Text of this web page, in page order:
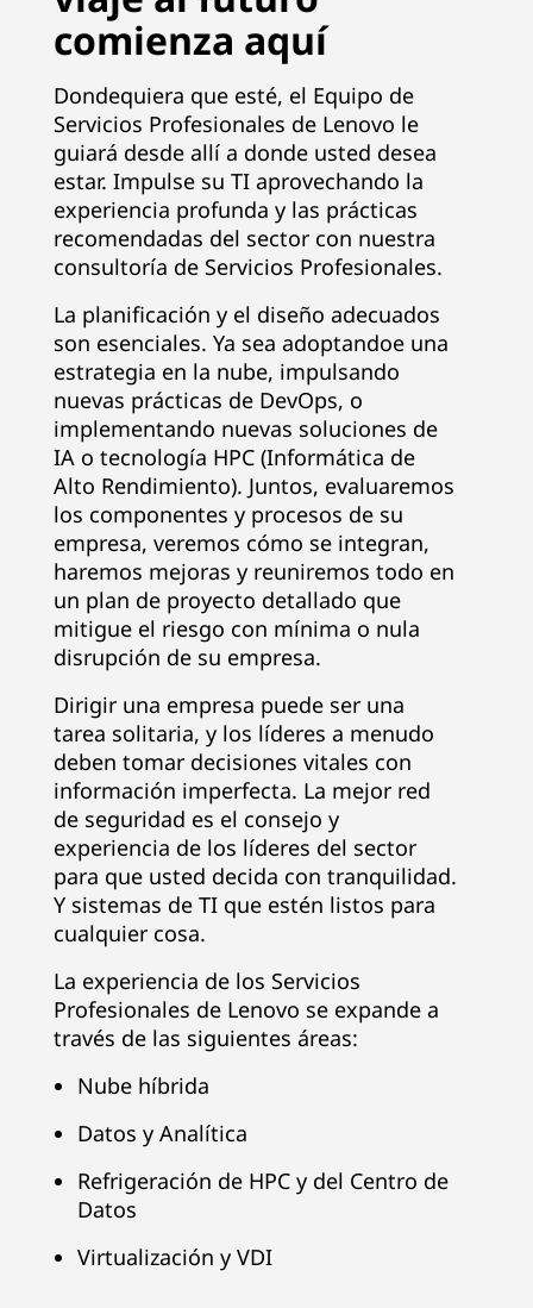
comienza aquí
Dondequiera que esté, el Equipo de
Servicios Profesionales de Lenovo le
guiará desde allí a donde usted desea
estar. Impulse su TI aprovechando la
experiencia profunda y las prácticas
recomendadas del sector con nuestra
consultoría de Servicios Profesionales.
La planificación y el diseño adecuados
son esenciales. Ya sea adoptandoe una
estrategia en la nube, impulsando
nuevas prácticas de DevOps, o
implementando nuevas soluciones de
IA o tecnología HPC (Informática de
Alto Rendimiento). Juntos, evaluaremos
los componentes y procesos de su
empresa, veremos cómo se integran,
haremos mejoras y reuniremos todo en
un plan de proyecto detallado que
mitigue el riesgo con mínima o nula
disrupción de su empresa.
Dirigir una empresa puede ser una
tarea solitaria, y los líderes a menudo
deben tomar decisiones vitales con
información imperfecta. La mejor red
de seguridad es el consejo y
experiencia de los líderes del sector
para que usted decida con tranquilidad.
Y sistemas de TI que estén listos para
cualquier cosa.
La experiencia de los Servicios
Profesionales de Lenovo se expande a
través de las siguientes áreas:
Nube híbrida
Datos y Analítica
Refrigeración de HPC y del Centro de
Datos
Virtualización y VDI